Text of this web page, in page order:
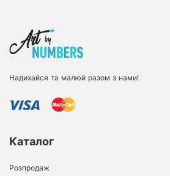
Надихайся та малюй разом з нами!
Каталог
Розпродаж